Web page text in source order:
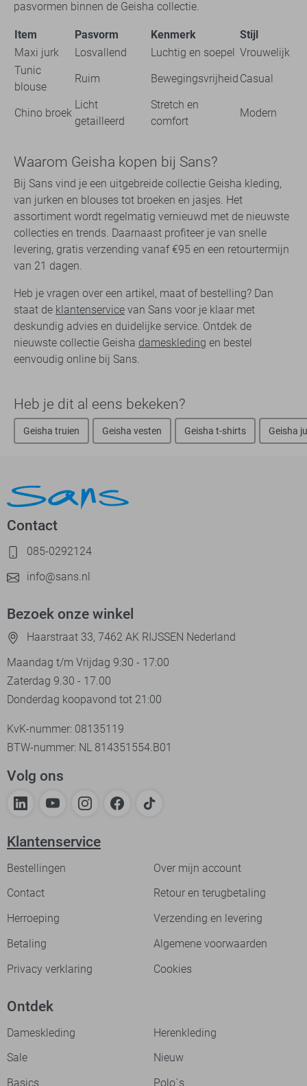
pasvormen binnen de Geisha collectie.
Item Pasvorm Kenmerk
Stijl
Maxi jurk
Losvallend Luchtig en soepel Vrouwelijk
Tunic
blouse
Ruim Bewegingsvrijheid Casual
Chino broek
Licht
getailleerd
Stretch en
comfort
Modern
Waarom Geisha kopen bij Sans?
Bij Sans vind je een uitgebreide collectie Geisha kleding,
van jurken en blouses tot broeken en jasjes. Het
assortiment wordt regelmatig vernieuwd met de nieuwste
collecties en trends. Daarnaast profiteer je van snelle
levering, gratis verzending vanaf €95 en een retourtermijn
van 21 dagen.
Heb je vragen over een artikel, maat of bestelling? Dan
staat de klantenservice van Sans voor je klaar met
deskundig advies en duidelijke service. Ontdek de
nieuwste collectie Geisha dameskleding en bestel
eenvoudig online bij Sans.
Heb je dit al eens bekeken?
Geisha truien Geisha vesten Geisha t-shirts Geisha
Contact
085-0292124
info@sans.nl
Bezoek onze winkel
Haarstraat 33, 7462 AK RIJSSEN Nederland
Maandag t/m Vrijdag 9:30 - 17:00
Zaterdag 9.30 - 17.00
Donderdag koopavond tot 21:00
KvK-nummer: 08135119
BTW-nummer: NL 814351554.B01
Volg ons
Klantenservice
Bestellingen
Over mijn account
Contact
Retour en terugbetaling
Herroeping
Verzending en levering
Betaling
Algemene voorwaarden
Privacy verklaring
Cookies
Ontdek
Dameskleding
Herenkleding
Sale
Nieuw
Basics
Polo`s